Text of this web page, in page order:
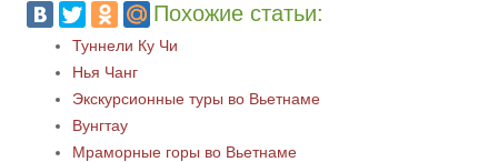
Похожие статьи:
Туннели Ку Чи
Нья Чанг
Экскурсионные туры во Вьетнаме
Вунгтау
Мраморные горы во Вьетнаме